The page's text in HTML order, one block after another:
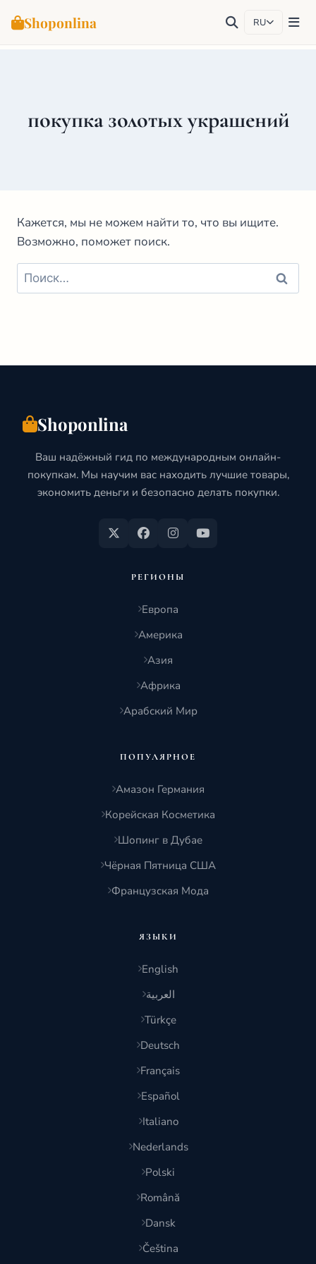
Shoponlina RU
покупка золотых украшений
Кажется, мы не можем найти то, что вы ищите.
Возможно, поможет поиск.
Найти:
Shoponlina
Ваш надёжный гид по международным онлайн-
покупкам. Мы научим вас находить лучшие товары,
экономить деньги и безопасно делать покупки.
РЕГИОНЫ
Европа
Америка
Азия
Африка
Арабский Мир
ПОПУЛЯРНОЕ
Амазон Германия
Корейская Косметика
Шопинг в Дубае
Чёрная Пятница США
Французская Мода
ЯЗЫКИ
English
العربية
Türkçe
Deutsch
Français
Español
Italiano
Nederlands
Polski
Română
Dansk
Čeština